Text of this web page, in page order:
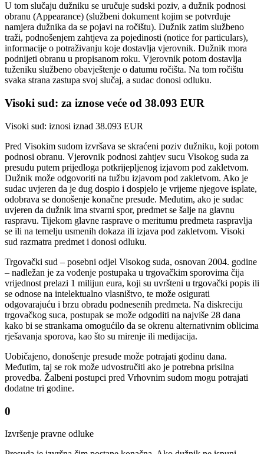
U tom slučaju dužniku se uručuje sudski poziv, a dužnik podnosi
obranu (Appearance) (službeni dokument kojim se potvrđuje
namjera dužnika da se pojavi na ročištu). Dužnik zatim službeno
traži, podnošenjem zahtjeva za pojedinosti (notice for particulars),
informacije o potraživanju koje dostavlja vjerovnik. Dužnik mora
podnijeti obranu u propisanom roku. Vjerovnik potom dostavlja
tuženiku službeno obavještenje o datumu ročišta. Na tom ročištu
svaka strana zastupa svoj slučaj, a sudac donosi odluku.
Visoki sud: za iznose veće od 38.093 EUR
Visoki sud: iznosi iznad 38.093 EUR
Pred Visokim sudom izvršava se skraćeni poziv dužniku, koji potom
podnosi obranu. Vjerovnik podnosi zahtjev sucu Visokog suda za
presudu putem prijedloga potkrijepljenog izjavom pod zakletvom.
Dužnik može odgovoriti na tužbu izjavom pod zakletvom. Ako je
sudac uvjeren da je dug dospio i dospjelo je vrijeme njegove isplate,
odobrava se donošenje konačne presude. Međutim, ako je sudac
uvjeren da dužnik ima stvarni spor, predmet se šalje na glavnu
raspravu. Tijekom glavne rasprave o meritumu predmeta raspravlja
se ili na temelju usmenih dokaza ili izjava pod zakletvom. Visoki
sud razmatra predmet i donosi odluku.
Trgovački sud – posebni odjel Visokog suda, osnovan 2004. godine
– nadležan je za vođenje postupaka u trgovačkim sporovima čija
vrijednost prelazi 1 milijun eura, koji su uvršteni u trgovački popis ili
se odnose na intelektualno vlasništvo, te može osigurati
odgovarajuću i brzu obradu podnesenih predmeta. Na diskreciju
trgovačkog suca, postupak se može odgoditi na najviše 28 dana
kako bi se strankama omogućilo da se okrenu alternativnim oblicima
rješavanja sporova, kao što su mirenje ili medijacija.
Uobičajeno, donošenje presude može potrajati godinu dana.
Međutim, taj se rok može udvostručiti ako je potrebna prisilna
provedba. Žalbeni postupci pred Vrhovnim sudom mogu potrajati
dodatne tri godine.
0
Izvršenje pravne odluke